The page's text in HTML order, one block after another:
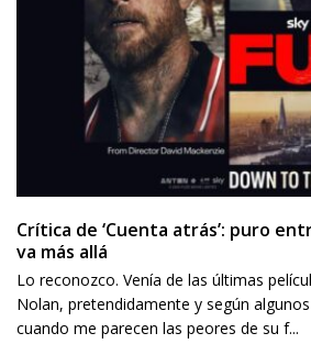
Crítica de ‘Cuenta atrás’: puro
va más allá
Lo reconozco. Venía de las últimas
Nolan, pretendidamente y según
cuando me parecen las peores de su f...